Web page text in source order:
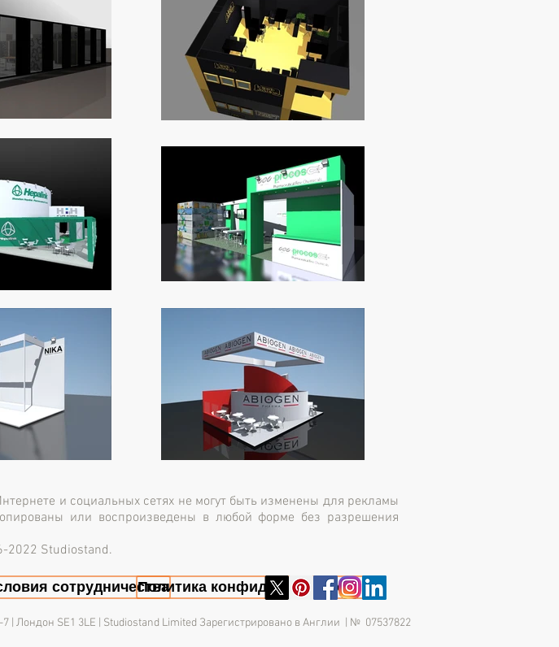
и социальных сетях не могут быть изменены для рекламы
или воспроизведены в любой форме без разрешения
2022 Studiostand.
сотрудничестваПолитика конфиденциальности
7 | Лондон SE1 3LE | Studiostand Limited Зарегистрировано в Англии | № 07537822